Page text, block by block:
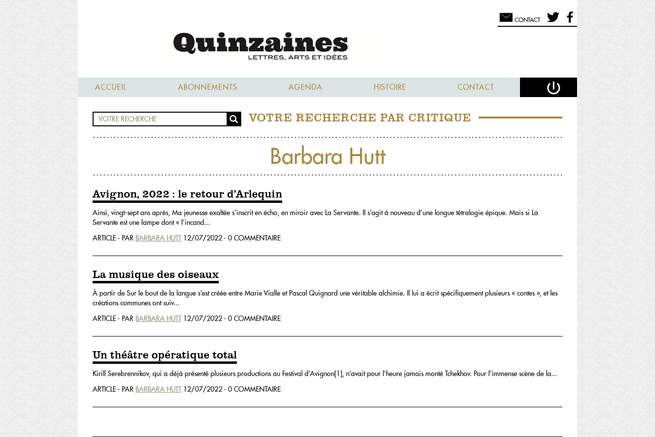
CONTACT
ACCUEIL ABONNEMENTS AGENDA HISTOIRE CONTACT
VOTRE RECHERCHE PAR CRITIQUE
Barbara Hutt
Avignon, 2022 : le retour d’Arlequin
Ainsi, vingt-sept ans après, Ma jeunesse exaltée s’inscrit en écho, en miroir avec La Servante. Il s’agit à nouveau d’une longue tétralogie épique. Mais si La
Servante est une lampe dont « l’incand...
ARTICLE - PAR BARBARA HUTT12/07/2022 - 0 COMMENTAIRE
La musique des oiseaux
À partir de Sur le bout de la langue s’est créée entre Marie Vialle et Pascal Quignard une véritable alchimie. Il lui a écrit spécifiquement plusieurs « contes », et les
créations communes ont suiv...
ARTICLE - PAR BARBARA HUTT12/07/2022 - 0 COMMENTAIRE
Un théâtre opératique total
Kirill Serebrennikov, qui a déjà présenté plusieurs productions au Festival d’Avignon[1], n’avait pour l’heure jamais monté Tchekhov. Pour l’immense scène de la...
ARTICLE - PAR BARBARA HUTT12/07/2022 - 0 COMMENTAIRE